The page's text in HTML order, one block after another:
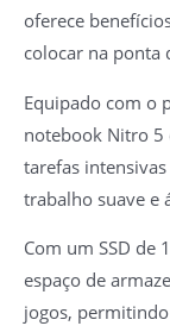
oferece
colocar na ponta
Equipado com o
notebook Nitro 5
tarefas
trabalho suave e
Com um SSD de
espaço de
jogos,